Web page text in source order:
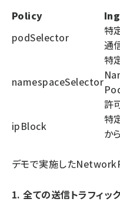
Policy
podSelector
特
通
namespaceSelector
特
許
ipBlock
特
か
デモで実施した
1. 全ての送信トラフィッ